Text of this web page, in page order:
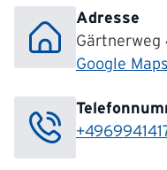
Adresse
Gärtnerweg
Google Maps